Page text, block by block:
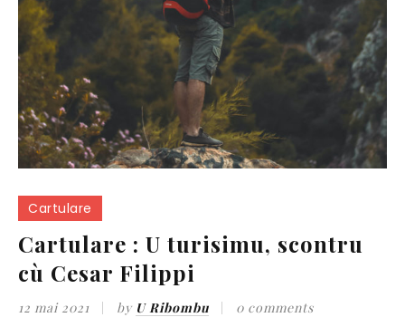
Cartulare
Cartulare : U turisimu, scontru
cù Cesar Filippi
12 mai 2021 by U Ribombu 0 comments